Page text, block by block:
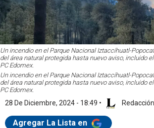
Un incendio en el Parque Nacional Iztaccíhuatl-
del área natural protegida hasta nuevo aviso, incluido
PC Edomex.
Un incendio en el Parque Nacional Iztaccíhuatl-
del área natural protegida hasta nuevo aviso, incluido
PC Edomex.
28 De Diciembre, 2024 - 18:49 •
Agregar La Lista en